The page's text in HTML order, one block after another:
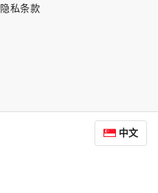
隐私条款
中文